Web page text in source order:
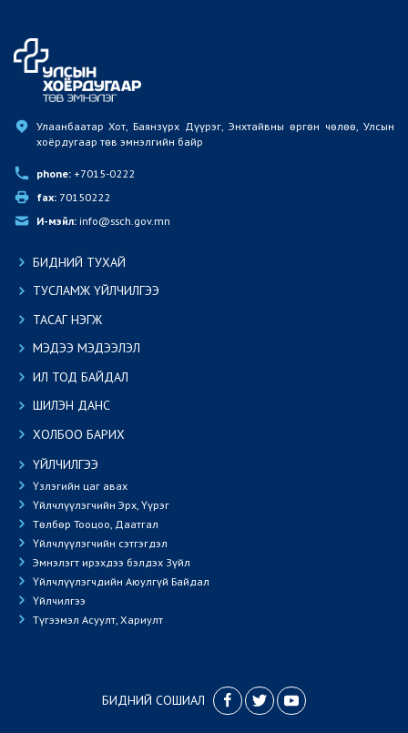
Улаанбаатар Хот, Баянзүрх Дүүрэг, Энхтайвны өргөн чөлөө, Улсын
хоёрдугаар төв эмнэлгийн байр
phone: +7015-0222
fax: 70150222
И-мэйл: info@ssch.gov.mn
БИДНИЙ ТУХАЙ
ТУСЛАМЖ ҮЙЛЧИЛГЭЭ
ТАСАГ НЭГЖ
МЭДЭЭ МЭДЭЭЛЭЛ
ИЛ ТОД БАЙДАЛ
ШИЛЭН ДАНС
ХОЛБОО БАРИХ
ҮЙЛЧИЛГЭЭ
Үзлэгийн цаг авах
Үйлчлүүлэгчийн Эрх, Үүрэг
Төлбөр Тооцоо, Даатгал
Үйлчлүүлэгчийн сэтгэгдэл
Эмнэлэгт ирэхдээ бэлдэх Зүйл
Үйлчлүүлэгчдийн Аюулгүй Байдал
Үйлчилгээ
Түгээмэл Асуулт, Хариулт
БИДНИЙ СОШИАЛ